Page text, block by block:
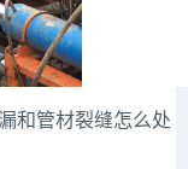
和管材裂缝怎么处